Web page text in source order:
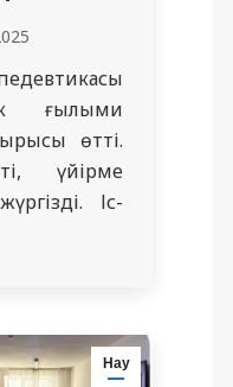
ғылыми
өтті.
үйірме
Іс-
2-курс
Нау